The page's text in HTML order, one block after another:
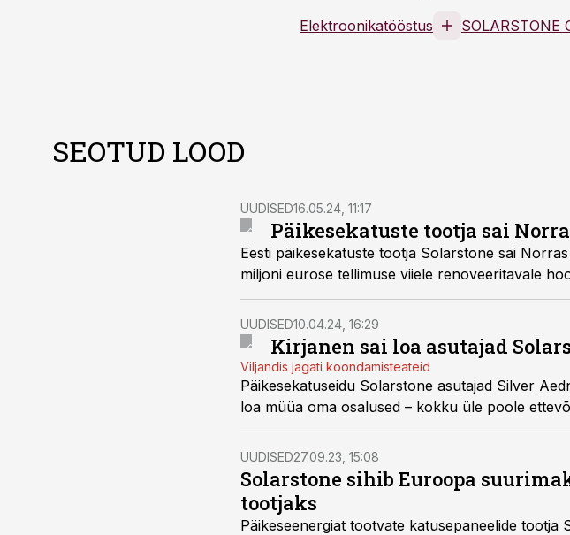
Elektroonikatööstus SOLARSTONE
SEOTUD LOOD
UUDISED16.05.24, 11:17
Päikesekatuste tootja sai
Eesti päikesekatuste tootja Solarstone sai
miljoni eurose tellimuse viiele renoveeritavale
UUDISED10.04.24, 16:29
Kirjanen sai loa asutajad
Viljandis jagati koondamisteateid
Päikesekatuseidu Solarstone asutajad Silver
loa müüa oma osalused – kokku üle poole
UUDISED27.09.23, 15:08
Solarstone sihib Euroopa
tootjaks
Päikeseenergiat tootvate katusepaneelide tootja